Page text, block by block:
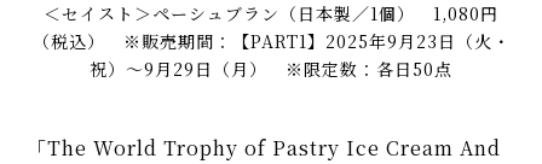
＜セイスト＞ペーシュブラン（日本製／1個） 1,080円
（税込） ※販売期間：【PART1】2025年9月23日（火・
祝）〜9月29日（月） ※限定数：各日50点
「The World Trophy of Pastry Ice Cream And